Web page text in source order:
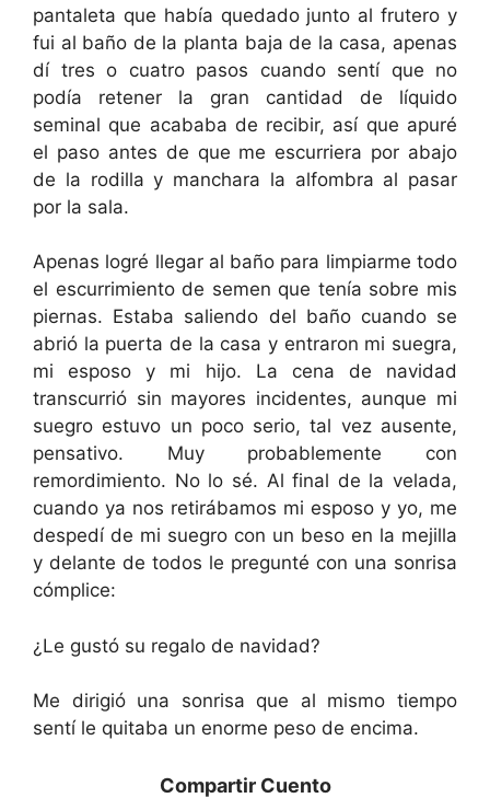
pantaleta que había quedado junto al frutero y
fui al baño de la planta baja de la casa, apenas
dí tres o cuatro pasos cuando sentí que no
podía retener la gran cantidad de líquido
seminal que acababa de recibir, así que apuré
el paso antes de que me escurriera por abajo
de la rodilla y manchara la alfombra al pasar
por la sala.
Apenas logré llegar al baño para limpiarme todo
el escurrimiento de semen que tenía sobre mis
piernas. Estaba saliendo del baño cuando se
abrió la puerta de la casa y entraron mi suegra,
mi esposo y mi hijo. La cena de navidad
transcurrió sin mayores incidentes, aunque mi
suegro estuvo un poco serio, tal vez ausente,
pensativo. Muy probablemente con
remordimiento. No lo sé. Al final de la velada,
cuando ya nos retirábamos mi esposo y yo, me
despedí de mi suegro con un beso en la mejilla
y delante de todos le pregunté con una sonrisa
cómplice:
¿Le gustó su regalo de navidad?
Me dirigió una sonrisa que al mismo tiempo
sentí le quitaba un enorme peso de encima.
Compartir Cuento